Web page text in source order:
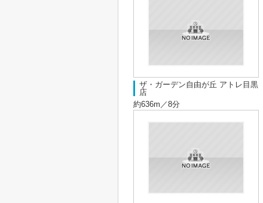
ザ・ガーデン自由が丘 アトレ目黒
店
約636m／8分